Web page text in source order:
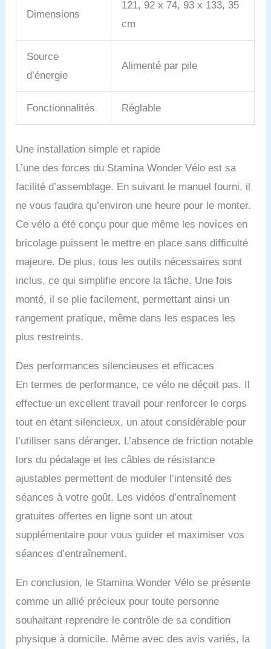
Dimensions
121, 92 x 74, 93 x 133, 35
cm
Source
d’énergie
Alimenté par pile
Fonctionnalités Réglable
Une installation simple et rapide
L’une des forces du Stamina Wonder Vélo est sa
facilité d’assemblage. En suivant le manuel fourni, il
ne vous faudra qu’environ une heure pour le monter.
Ce vélo a été conçu pour que même les novices en
bricolage puissent le mettre en place sans difficulté
majeure. De plus, tous les outils nécessaires sont
inclus, ce qui simplifie encore la tâche. Une fois
monté, il se plie facilement, permettant ainsi un
rangement pratique, même dans les espaces les
plus restreints.
Des performances silencieuses et efficaces
En termes de performance, ce vélo ne déçoit pas. Il
effectue un excellent travail pour renforcer le corps
tout en étant silencieux, un atout considérable pour
l’utiliser sans déranger. L’absence de friction notable
lors du pédalage et les câbles de résistance
ajustables permettent de moduler l’intensité des
séances à votre goût. Les vidéos d’entraînement
gratuites offertes en ligne sont un atout
supplémentaire pour vous guider et maximiser vos
séances d’entraînement.
En conclusion, le Stamina Wonder Vélo se présente
comme un allié précieux pour toute personne
souhaitant reprendre le contrôle de sa condition
physique à domicile. Même avec des avis variés, la